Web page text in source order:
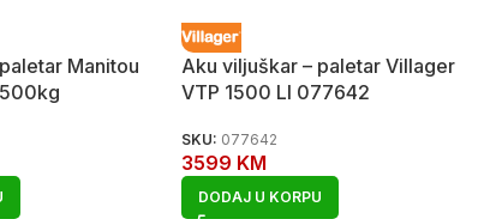
Manitou
Aku viljuškar – paletar Villager
VTP 1500 LI 077642
SKU: 077642
3599 KM
DODAJ U KORPU